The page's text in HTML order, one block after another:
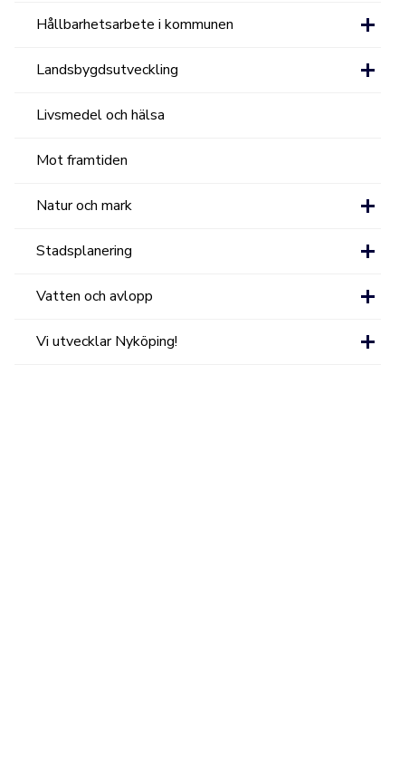
Hållbarhetsarbete i kommunen
Landsbygdsutveckling
Livsmedel och hälsa
Mot framtiden
Natur och mark
Stadsplanering
Vatten och avlopp
Vi utvecklar Nyköping!